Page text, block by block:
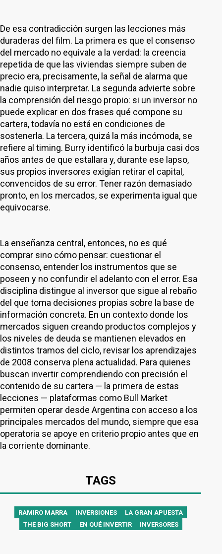
De esa contradicción surgen las lecciones más
duraderas del film. La primera es que el consenso
del mercado no equivale a la verdad: la creencia
repetida de que las viviendas siempre suben de
precio era, precisamente, la señal de alarma que
nadie quiso interpretar. La segunda advierte sobre
la comprensión del riesgo propio: si un inversor no
puede explicar en dos frases qué compone su
cartera, todavía no está en condiciones de
sostenerla. La tercera, quizá la más incómoda, se
refiere al timing. Burry identificó la burbuja casi dos
años antes de que estallara y, durante ese lapso,
sus propios inversores exigían retirar el capital,
convencidos de su error. Tener razón demasiado
pronto, en los mercados, se experimenta igual que
equivocarse.
La enseñanza central, entonces, no es qué
comprar sino cómo pensar: cuestionar el
consenso, entender los instrumentos que se
poseen y no confundir el adelanto con el error. Esa
disciplina distingue al inversor que sigue al rebaño
del que toma decisiones propias sobre la base de
información concreta. En un contexto donde los
mercados siguen creando productos complejos y
los niveles de deuda se mantienen elevados en
distintos tramos del ciclo, revisar los aprendizajes
de 2008 conserva plena actualidad. Para quienes
buscan invertir comprendiendo con precisión el
contenido de su cartera — la primera de estas
lecciones — plataformas como Bull Market
permiten operar desde Argentina con acceso a los
principales mercados del mundo, siempre que esa
operatoria se apoye en criterio propio antes que en
la corriente dominante.
TAGS
RAMIRO MARRA INVERSIONES
LA GRAN APUESTA
THE BIG SHORT
EN QUÉ INVERTIR INVERSORES